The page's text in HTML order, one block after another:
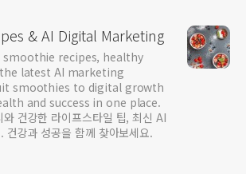
& AI Digital Marketing
smoothie recipes, healthy
latest AI marketing
smoothies to digital growth
and success in one place.
건강한 라이프스타일 팁, 최신 AI
건강과 성공을 함께 찾아보세요.